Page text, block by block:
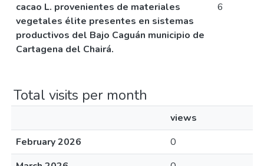
cacao L. provenientes de materiales
vegetales élite presentes en sistemas
productivos del Bajo Caguán municipio de
Cartagena del Chairá.
6
Total visits per month
views
February 2026
0